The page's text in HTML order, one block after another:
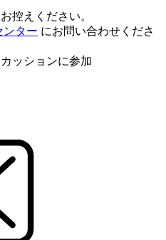
控えください。
ンター にお問い合わせくださ
ッションに参加